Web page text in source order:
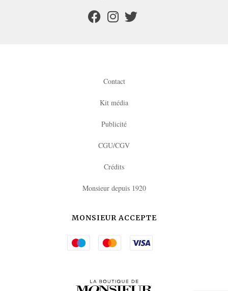
Contact
Kit média
Publicité
CGU/CGV
Crédits
Monsieur depuis 1920
MONSIEUR ACCEPTE